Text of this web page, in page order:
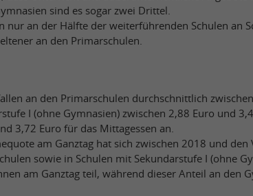
sind es sogar zwei Drittel.
nur an der Hälfte der weiterführenden Schulen an
an den Primarschulen.
an den Primarschulen durchschnittlich
I (ohne Gymnasien) zwischen 2,88 Euro und
3,72 Euro für das Mittagessen an.
am Ganztag hat sich zwischen 2018 und
sowie in Schulen mit Sekundarstufe I (ohne
am Ganztag teil, während dieser Anteil an den